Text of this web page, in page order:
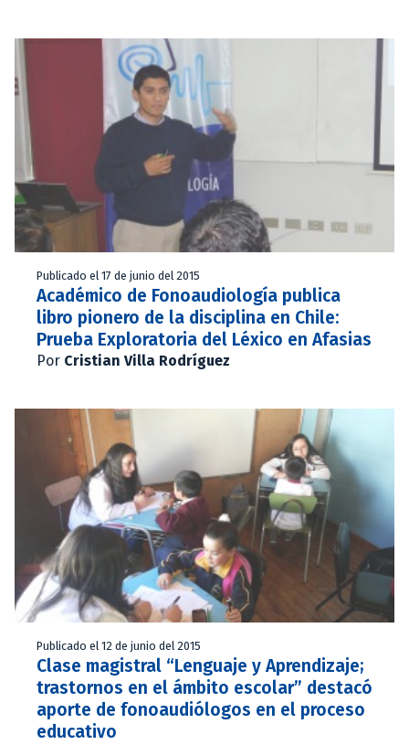
Publicado el 17 de junio del 2015
Académico de Fonoaudiología publica
libro pionero de la disciplina en Chile:
Prueba Exploratoria del Léxico en Afasias
Por Cristian Villa Rodríguez
Publicado el 12 de junio del 2015
Clase magistral “Lenguaje y Aprendizaje;
trastornos en el ámbito escolar” destacó
aporte de fonoaudiólogos en el proceso
educativo